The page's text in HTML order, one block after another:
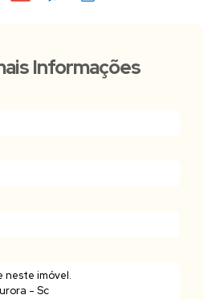
Informações